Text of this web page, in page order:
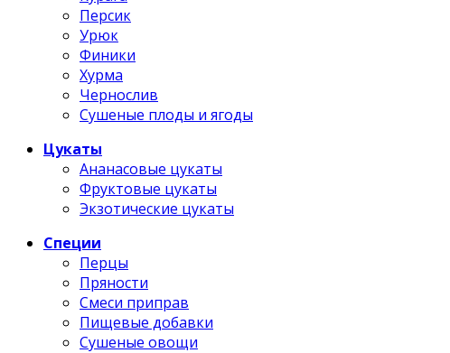
Персик
Урюк
Финики
Хурма
Чернослив
Сушеные плоды и ягоды
Цукаты
Ананасовые цукаты
Фруктовые цукаты
Экзотические цукаты
Специи
Перцы
Пряности
Смеси приправ
Пищевые добавки
Сушеные овощи